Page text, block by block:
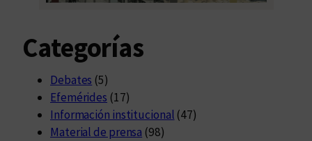
Categorías
Debates (5)
Efemérides (17)
Información institucional (47)
Material de prensa (98)